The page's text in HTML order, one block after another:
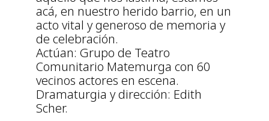
acá, en nuestro herido barrio, en un
acto vital y generoso de memoria y
de celebración.
Actúan: Grupo de Teatro
Comunitario Matemurga con 60
vecinos actores en escena.
Dramaturgia y dirección: Edith
Scher.